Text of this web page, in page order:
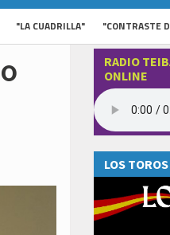
"LA CUADRILLA" "CONTRASTE
RADIO
ONLINE
LOS